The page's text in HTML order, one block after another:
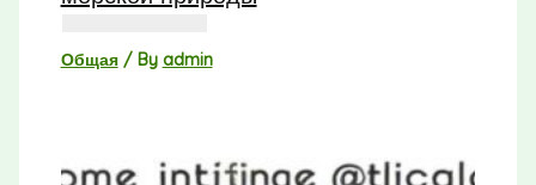
Общая/ By admin